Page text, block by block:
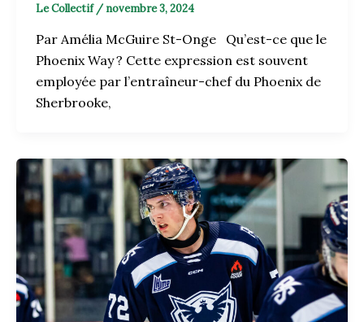
Le Collectif / novembre 3, 2024
Par Amélia McGuire St-Onge Qu’est-ce que le
Phoenix Way ? Cette expression est souvent
employée par l’entraîneur-chef du Phoenix de
Sherbrooke,